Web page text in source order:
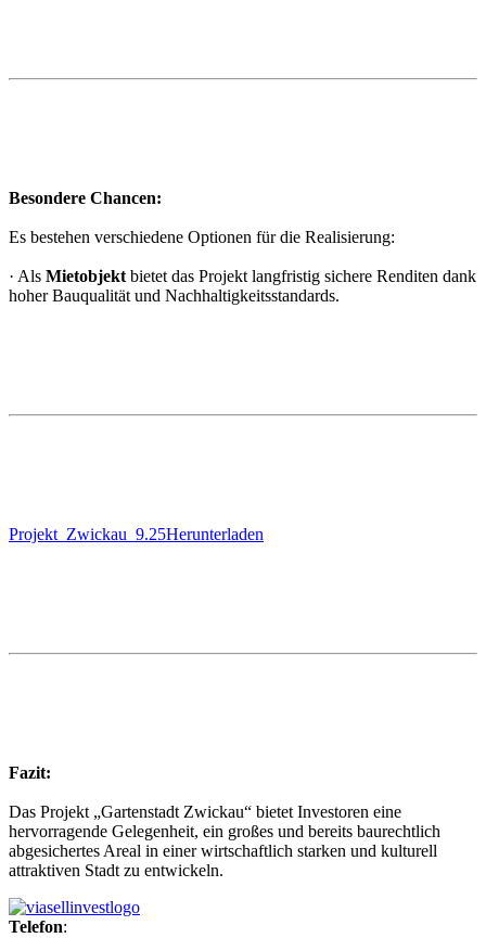
Besondere Chancen:
Es bestehen verschiedene Optionen für die Realisierung:
· Als Mietobjektbietet das Projekt langfristig sichere Renditen dank
hoher Bauqualität und Nachhaltigkeitsstandards.
Projekt_Zwickau_9.25Herunterladen
Fazit:
Das Projekt „Gartenstadt Zwickau“ bietet Investoren eine
hervorragende Gelegenheit, ein großes und bereits baurechtlich
abgesichertes Areal in einer wirtschaftlich starken und kulturell
attraktiven Stadt zu entwickeln.
Telefon: